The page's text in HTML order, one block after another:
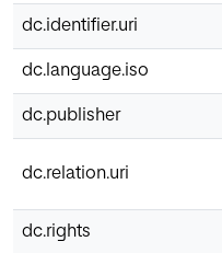
dc.identifier.uri
dc.language.iso
dc.publisher
dc.relation.uri
dc.rights